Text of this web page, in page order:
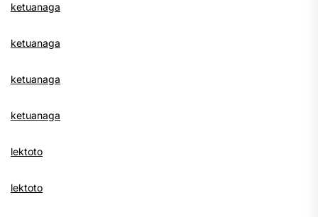
ketuanaga
ketuanaga
ketuanaga
ketuanaga
lektoto
lektoto